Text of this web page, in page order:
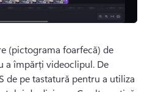
(pictograma foarfecă) de
a împărți videoclipul. De
de pe tastatură pentru a utiliza